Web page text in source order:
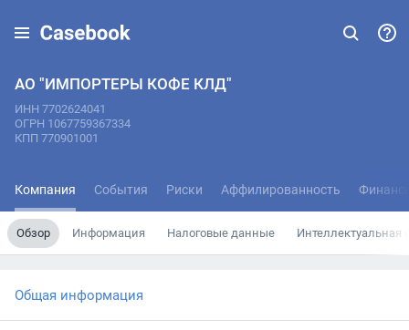
АО "ИМПОРТЕРЫ КОФЕ КЛД"
ИНН 7702624041
ОГРН 1067759367334
КПП 770901001
Компания События Риски Аффилированность
Обзор Информация Налоговые данные Интеллектуальная
Общая информация